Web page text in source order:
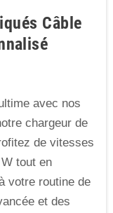
Câble
avec nos
chargeur de
de vitesses
tout en
votre routine de
et des